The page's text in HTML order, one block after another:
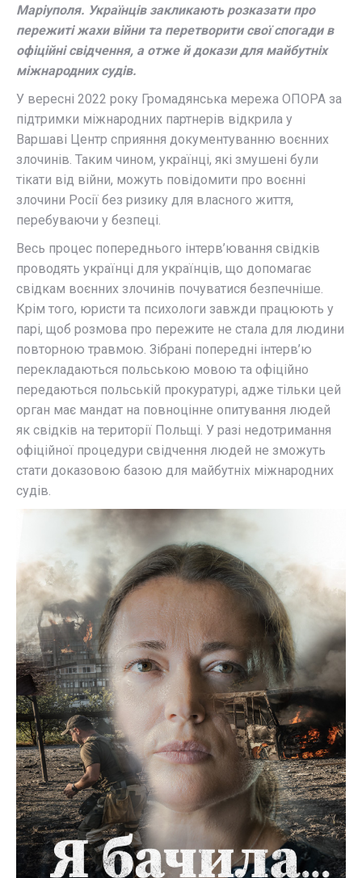
Маріуполя. Українців закликають розказати про
пережиті жахи війни та перетворити свої спогади в
офіційні свідчення, а отже й докази для майбутніх
міжнародних судів.
У вересні 2022 року Громадянська мережа ОПОРА за
підтримки міжнародних партнерів відкрила у
Варшаві Центр сприяння документуванню воєнних
злочинів. Таким чином, українці, які змушені були
тікати від війни, можуть повідомити про воєнні
злочини Росії без ризику для власного життя,
перебуваючи у безпеці.
Весь процес попереднього інтерв’ювання свідків
проводять українці для українців, що допомагає
свідкам воєнних злочинів почуватися безпечніше.
Крім того, юристи та психологи завжди працюють у
парі, щоб розмова про пережите не стала для людини
повторною травмою. Зібрані попередні інтерв’ю
перекладаються польською мовою та офіційно
передаються польській прокуратурі, адже тільки цей
орган має мандат на повноцінне опитування людей
як свідків на території Польщі. У разі недотримання
офіційної процедури свідчення людей не зможуть
стати доказовою базою для майбутніх міжнародних
судів.